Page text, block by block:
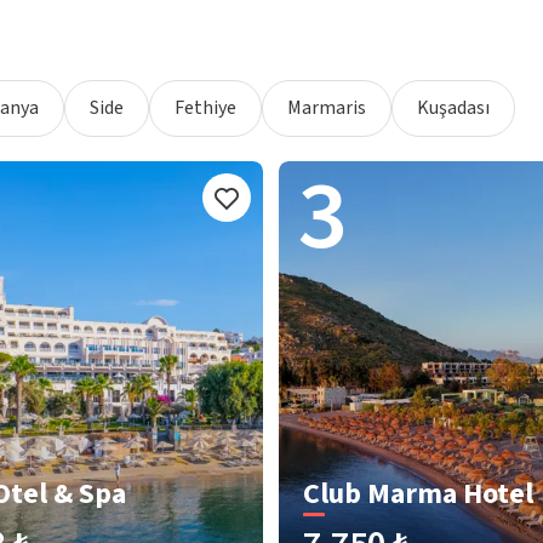
Side Fethiye Marmaris Kuşadası
& Spa
3
Club Marma Hotel